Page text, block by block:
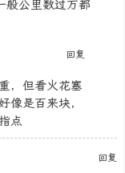
般公里数过万都
回复
，但看火花塞
像是百来块，
点
回复